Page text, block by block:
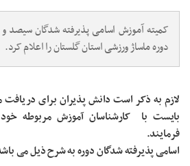
کمیته آموزش اسامی پذیرفته شدگان سیصد و
دوره ماساژ ورزشی استان گلستان را اعلام کرد.
لازم به ذکر است دانش پذیران برای
بایست با کارشناسان آموزش مربوطه
فرمایند.
اسامی پذیرفته شدگان دوره به شرح ذیل می